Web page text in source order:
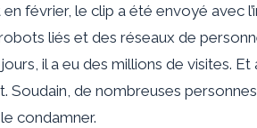
février, le clip a été envoyé avec
liés et des réseaux de
il a eu des millions de visites. Et
Soudain, de nombreuses personnes
condamner.